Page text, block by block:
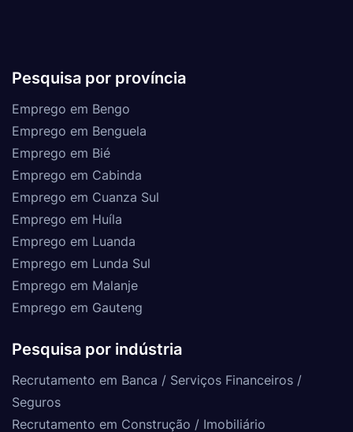
Pesquisa por província
Emprego em Bengo
Emprego em Benguela
Emprego em Bié
Emprego em Cabinda
Emprego em Cuanza Sul
Emprego em Huíla
Emprego em Luanda
Emprego em Lunda Sul
Emprego em Malanje
Emprego em Gauteng
Pesquisa por indústria
Recrutamento em Banca / Serviços Financeiros /
Seguros
Recrutamento em Construção / Imobiliário